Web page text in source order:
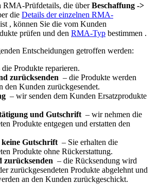
RMA-Prüfdetails, die überBeschaffung ->
die Details der einzelnen RMA-
, können Sie die vom Kunden
prüfen und den RMA-Typ bestimmen .
Entscheidungen getroffen werden:
die Produkte reparieren.
zurücksenden – die Produkte werden
den Kunden zurückgesendet.
– wir senden dem Kunden Ersatzprodukte
und Gutschrift – wir nehmen die
Produkte entgegen und erstatten den
Gutschrift – Sie erhalten die
Produkte ohne Rückerstattung.
zurücksenden – die Rücksendung wird
zurückgesendeten Produkte abgelehnt und
an den Kunden zurückgeschickt.